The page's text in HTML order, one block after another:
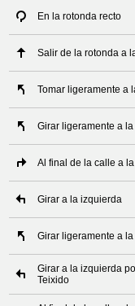
En la rotonda recto
Salir de la rotonda a
Tomar ligeramente a
Girar ligeramente a
Al final de la calle a
Girar a la izquierda
Girar ligeramente a
Girar a la izquierda
Teixido